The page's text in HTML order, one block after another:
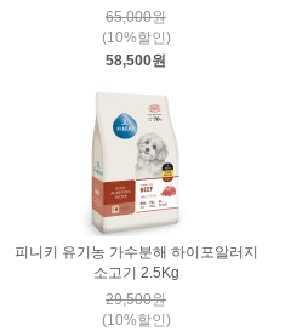
65,000원
(10%할인)
58,500원
피니키 유기농 가수분해 하이포알러지
소고기 2.5Kg
29,500원
(10%할인)